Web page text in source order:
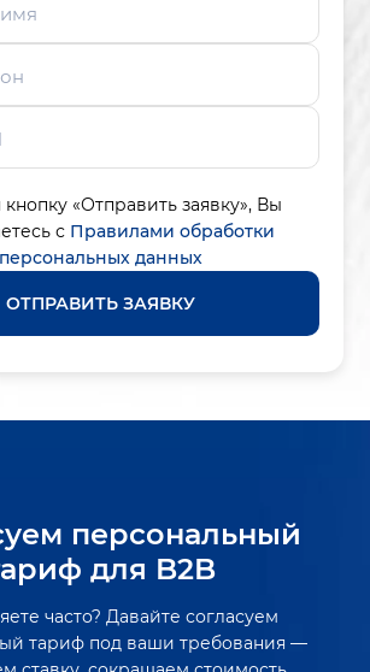
«Отправить заявку», Вы
с Правилами обработки
персональных данных
ОТПРАВИТЬ ЗАЯВКУ
персональный
для B2B
часто? Давайте согласуем
тариф под ваши требования —